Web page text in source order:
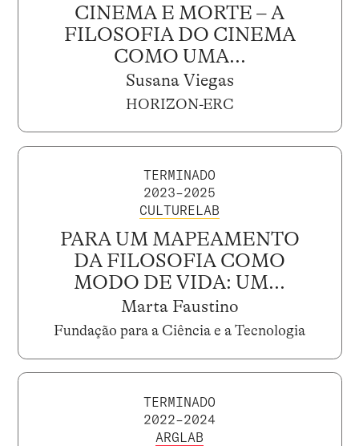
CINEMA E MORTE – A
FILOSOFIA DO CINEMA
COMO UMA...
Susana Viegas
HORIZON-ERC
TERMINADO
2023–2025
CULTURELAB
PARA UM MAPEAMENTO
DA FILOSOFIA COMO
MODO DE VIDA: UM...
Marta Faustino
Fundação para a Ciência e a Tecnologia
TERMINADO
2022–2024
ARGLAB